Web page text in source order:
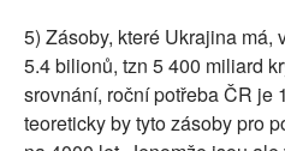
5) Zásoby, které Ukrajina má,
5.4 bilionů, tzn 5 400 miliard
srovnání, roční potřeba ČR je
teoreticky by tyto zásoby pro